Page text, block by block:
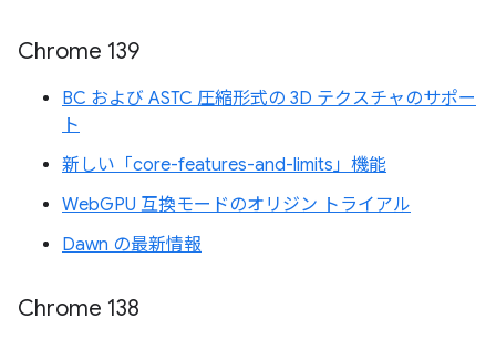
Chrome 139
BC および ASTC 圧縮形式の 3D テクスチャのサポー
ト
新しい「core-features-and-limits」機能
WebGPU 互換モードのオリジン トライアル
Dawn の最新情報
Chrome 138